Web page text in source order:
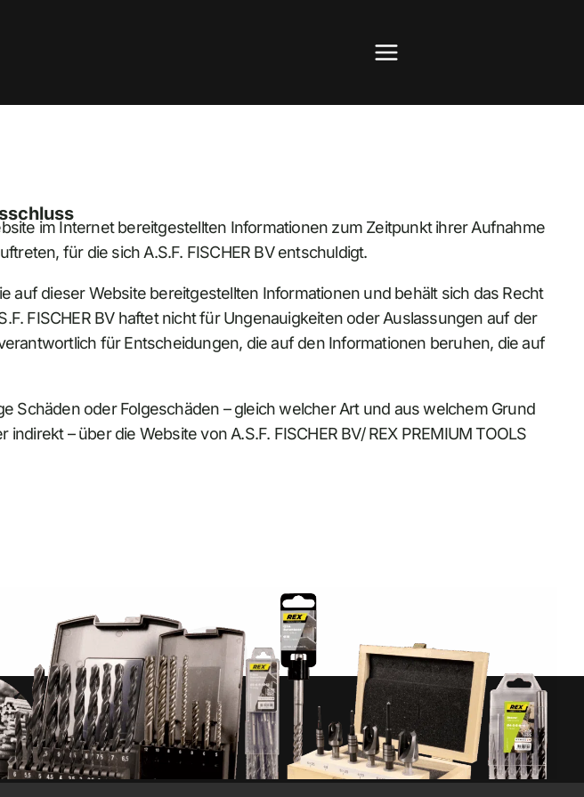
im Internet bereitgestellten Informationen zum Zeitpunkt ihrer Aufnahme
für die sich A.S.F. FISCHER BV entschuldigt.
auf dieser Website bereitgestellten Informationen und behält sich das Recht
FISCHER BV haftet nicht für Ungenauigkeiten oder Auslassungen auf der
für Entscheidungen, die auf den Informationen beruhen, die auf
Schäden oder Folgeschäden – gleich welcher Art und aus welchem Grund
– über die Website von A.S.F. FISCHER BV/ REX PREMIUM TOOLS